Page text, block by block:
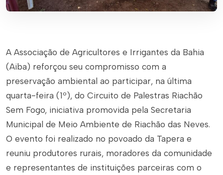
A Associação de Agricultores e Irrigantes da Bahia
(Aiba) reforçou seu compromisso com a
preservação ambiental ao participar, na última
quarta-feira (1º), do Circuito de Palestras Riachão
Sem Fogo, iniciativa promovida pela Secretaria
Municipal de Meio Ambiente de Riachão das Neves.
O evento foi realizado no povoado da Tapera e
reuniu produtores rurais, moradores da comunidade
e representantes de instituições parceiras com o